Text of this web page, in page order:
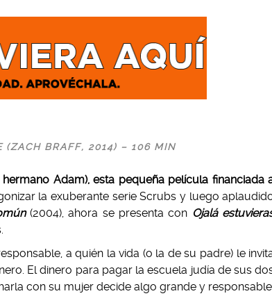
(ZACH BRAFF, 2014) – 106 MIN
Adam), esta pequeña película financiada
la exuberante serie Scrubs y luego
(2004), ahora se presenta con Ojalá
a quién la vida (o la de su padre) le
El dinero para pagar la escuela judía de sus
con su mujer decide algo grande y